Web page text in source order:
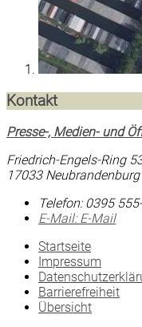
Kontakt
Presse-, Medien- und
Friedrich-Engels-Ring
17033 Neubrandenburg
Telefon:0395
E-Mail: E-Mail
Startseite
Impressum
Barrierefreiheit
Übersicht